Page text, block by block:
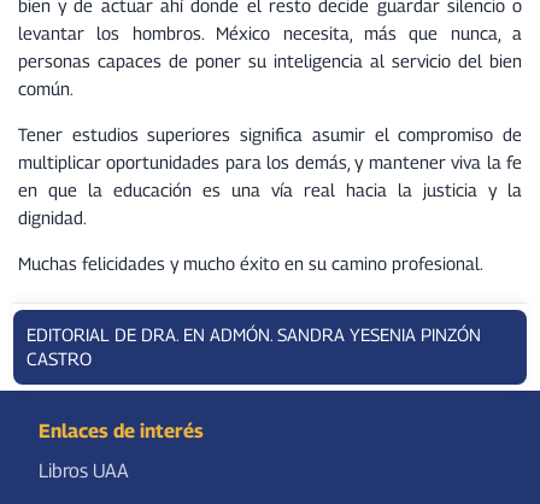
bien y de actuar ahí donde el resto decide guardar silencio o
levantar los hombros. México necesita, más que nunca, a
personas capaces de poner su inteligencia al servicio del bien
común.
Tener estudios superiores significa asumir el compromiso de
multiplicar oportunidades para los demás, y mantener viva la fe
en que la educación es una vía real hacia la justicia y la
dignidad.
Muchas felicidades y mucho éxito en su camino profesional.
EDITORIAL DE DRA. EN ADMÓN. SANDRA YESENIA PINZÓN
CASTRO
Enlaces de interés
Libros UAA